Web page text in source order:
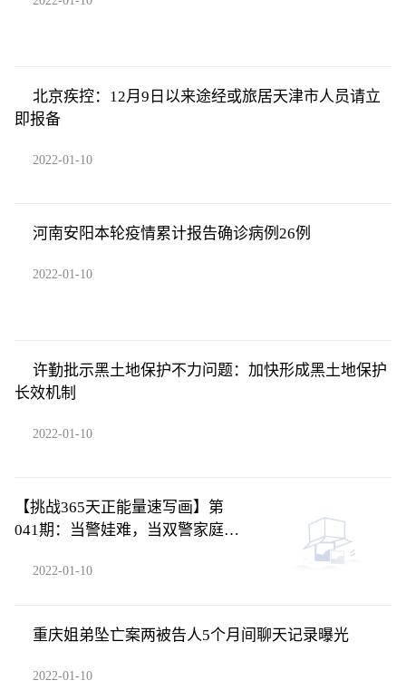
北京疾控：12月9日以来途经或旅居天津市人员请立
即报备
2022-01-10
河南安阳本轮疫情累计报告确诊病例26例
2022-01-10
许勤批示黑土地保护不力问题：加快形成黑土地保护
长效机制
2022-01-10
【挑战365天正能量速写画】第
041期：当警娃难，当双警家庭的
2022-01-10
重庆姐弟坠亡案两被告人5个月间聊天记录曝光
2022-01-10